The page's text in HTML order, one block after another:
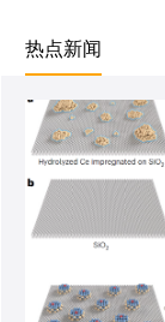
热点新闻